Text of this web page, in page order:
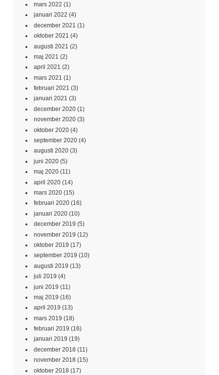
mars 2022 (1)
januari 2022 (4)
december 2021 (1)
oktober 2021 (4)
augusti 2021 (2)
maj 2021 (2)
april 2021 (2)
mars 2021 (1)
februari 2021 (3)
januari 2021 (3)
december 2020 (1)
november 2020 (3)
oktober 2020 (4)
september 2020 (4)
augusti 2020 (3)
juni 2020 (5)
maj 2020 (11)
april 2020 (14)
mars 2020 (15)
februari 2020 (16)
januari 2020 (10)
december 2019 (5)
november 2019 (12)
oktober 2019 (17)
september 2019 (10)
augusti 2019 (13)
juli 2019 (4)
juni 2019 (11)
maj 2019 (16)
april 2019 (13)
mars 2019 (18)
februari 2019 (16)
januari 2019 (19)
december 2018 (11)
november 2018 (15)
oktober 2018 (17)